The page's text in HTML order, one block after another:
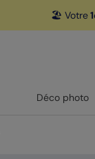
🏖️ Votre
Déco photo